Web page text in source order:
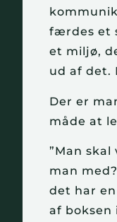
færdes et
et miljø,
ud af det.
Der er
måde at
”Man
man
det har
af boksen